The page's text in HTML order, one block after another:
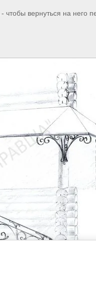
- чтобы вернуться на него